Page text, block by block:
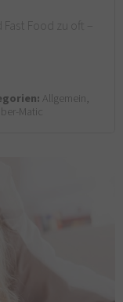
Food zu oft –
Allgemein,
Matic